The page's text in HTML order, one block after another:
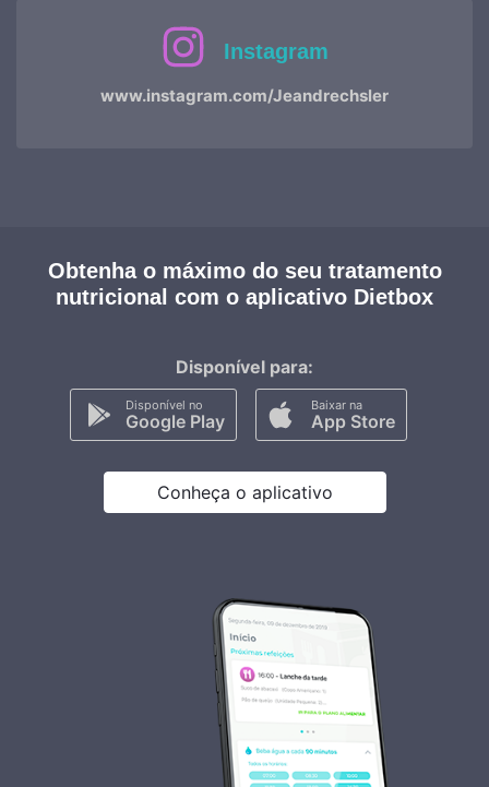
Instagram
www.instagram.com/Jeandrechsler
Obtenha o máximo do seu tratamento
nutricional com o aplicativo Dietbox
Disponível para:
Disponível no
Google Play
Baixar na
App Store
Conheça o aplicativo